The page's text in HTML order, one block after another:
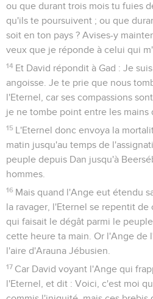
ou que durant trois mois tu fuies
qu'ils te poursuivent ; ou que
soit en ton pays ? Avises-y
veux que je réponde à celui qui
14 Et David répondit à Gad : Je
angoisse. Je te prie que nous
l'Eternel, car ses compassions
je ne tombe point entre les mains
15 L'Eternel donc envoya la
matin jusqu'au temps de
peuple depuis Dan jusqu'à
hommes.
16 Mais quand l'Ange eut étendu
la ravager, l'Eternel se repentit
qui faisait le dégât parmi le
cette heure ta main. Or l'Ange de
l'aire d'Arauna Jébusien.
17 Car David voyant l'Ange qui
l'Eternel, et dit : Voici, c'est moi